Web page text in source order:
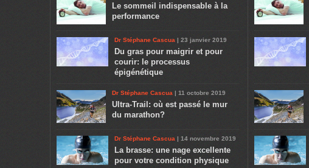
Le sommeil indispensable à la
performance
Dr Stéphane Cascua | 23 janvier 2019
Du gras pour maigrir et pour
courir: le processus
épigénétique
Dr Stéphane Cascua | 11 octobre 2019
Ultra-Trail: où est passé le mur
du marathon?
Dr Stéphane Cascua | 14 novembre 2019
La brasse: une nage excellente
pour votre condition physique